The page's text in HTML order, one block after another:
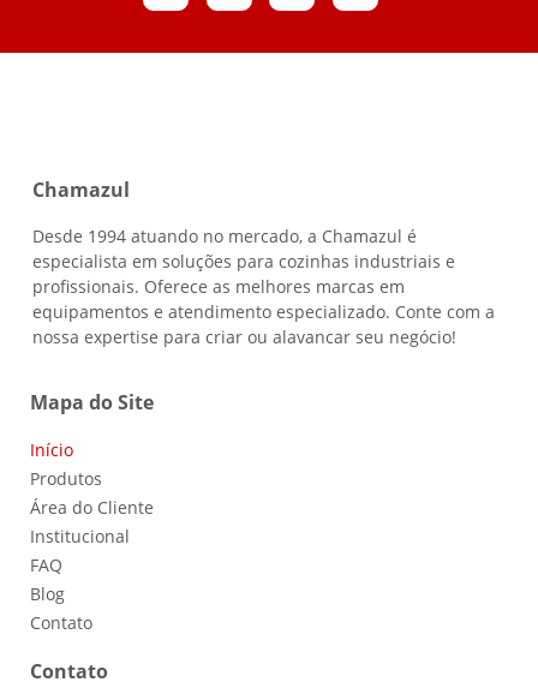
Chamazul
Desde 1994 atuando no mercado, a Chamazul é
especialista em soluções para cozinhas industriais e
profissionais. Oferece as melhores marcas em
equipamentos e atendimento especializado. Conte com a
nossa expertise para criar ou alavancar seu negócio!
Mapa do Site
Início
Produtos
Área do Cliente
Institucional
FAQ
Blog
Contato
Contato